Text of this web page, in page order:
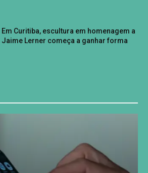
Em Curitiba, escultura em homenagem a
Jaime Lerner começa a ganhar forma